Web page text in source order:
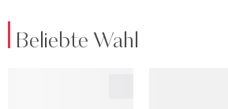
Beliebte Wahl